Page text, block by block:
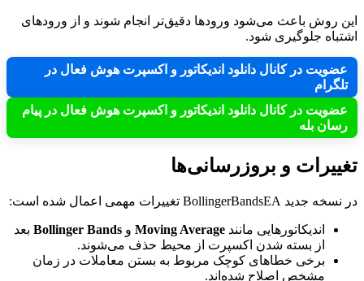
این روش باعث می‌شود ورودها دقیق‌تر انجام شوند و از ورودهای
اشتباه جلوگیری شود.
عضویت در کانال دانلود اندیکاتور و اکسپرت هوش فعال در
تلگرام
عضویت در کانال دانلود اندیکاتور و اکسپرت هوش فعال در پیام
رسان بله
تغییرات و بروزرسانی‌ها
در نسخه جدید BollingerBandsEA تغییرات مهمی اعمال شده است:
اندیکاتورهایی مانند Moving Average و Bollinger Bands بعد
از بسته شدن اکسپرت از محیط حذف می‌شوند.
برخی خطاهای کوچک مربوط به بستن معاملات در زمان
مشخص اصلاح شده‌اند.